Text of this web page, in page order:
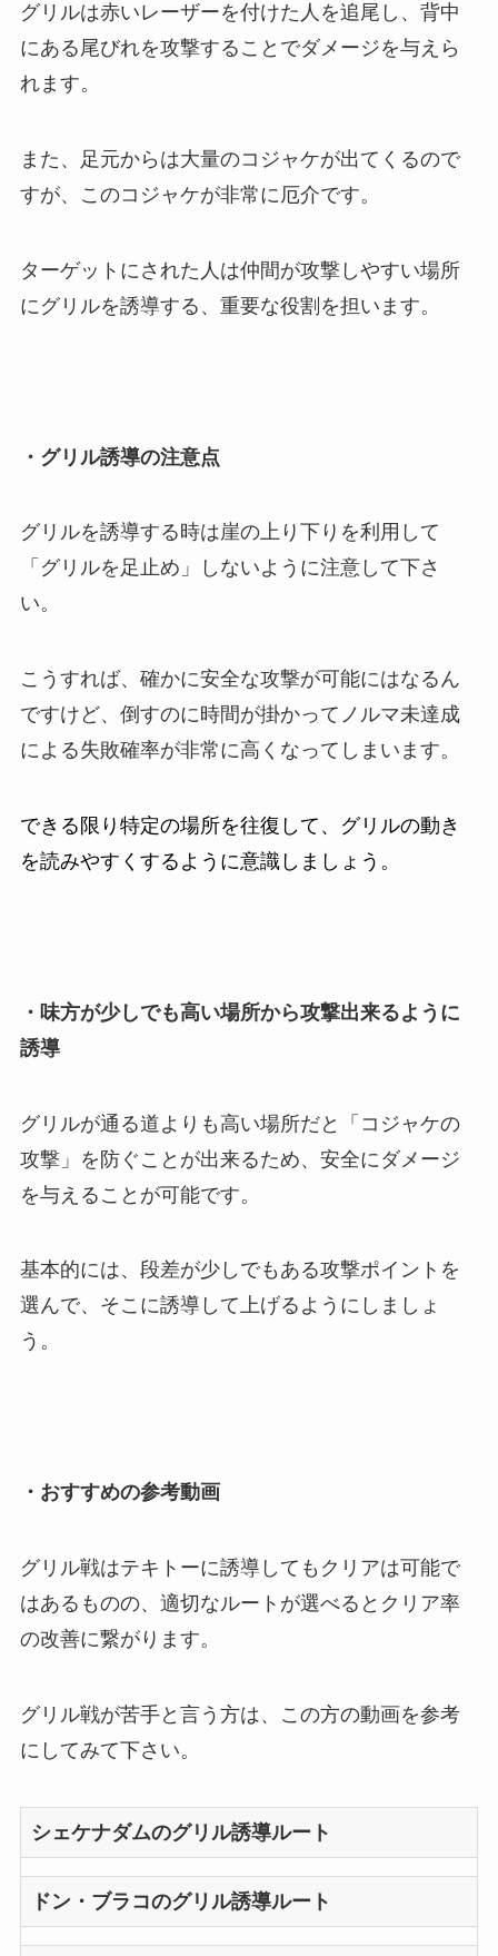
グリルは赤いレーザーを付けた人を追尾し、背中
にある尾びれを攻撃することでダメージを与えら
れます。
また、足元からは大量のコジャケが出てくるので
すが、このコジャケが非常に厄介です。
ターゲットにされた人は仲間が攻撃しやすい場所
にグリルを誘導する、重要な役割を担います。
・グリル誘導の注意点
グリルを誘導する時は崖の上り下りを利用して
「グリルを足止め」しないように注意して下さ
い。
こうすれば、確かに安全な攻撃が可能にはなるん
ですけど、倒すのに時間が掛かってノルマ未達成
による失敗確率が非常に高くなってしまいます。
できる限り特定の場所を往復して、グリルの動き
を読みやすくするように意識しましょう。
・味方が少しでも高い場所から攻撃出来るように
誘導
グリルが通る道よりも高い場所だと「コジャケの
攻撃」を防ぐことが出来るため、安全にダメージ
を与えることが可能です。
基本的には、段差が少しでもある攻撃ポイントを
選んで、そこに誘導して上げるようにしましょ
う。
・おすすめの参考動画
グリル戦はテキトーに誘導してもクリアは可能で
はあるものの、適切なルートが選べるとクリア率
の改善に繋がります。
グリル戦が苦手と言う方は、この方の動画を参考
にしてみて下さい。
シェケナダムのグリル誘導ルート
ドン・ブラコのグリル誘導ルート